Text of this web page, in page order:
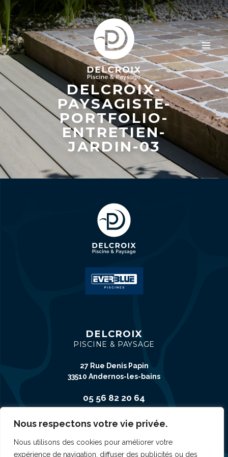
Nous respectons votre vie privée.
Nous utilisons des cookies pour améliorer votre
expérience de navigation, diffuser des publicités ou des
DELCROIX-
PAYSAGISTE-
PORTFOLIO-
ENTRETIEN-
JARDIN-03
DELCROIX
PISCINE & PAYSAGE
27 Rue Denis Papin
33510 Andernos-les-bains
05 56 82 20 64
CONTACT